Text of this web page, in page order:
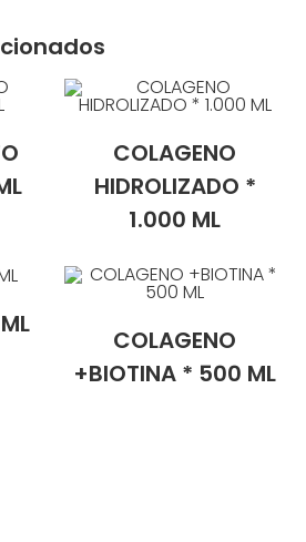
COLAGENO
HIDROLIZADO *
1.000 ML
COLAGENO
+BIOTINA * 500 ML